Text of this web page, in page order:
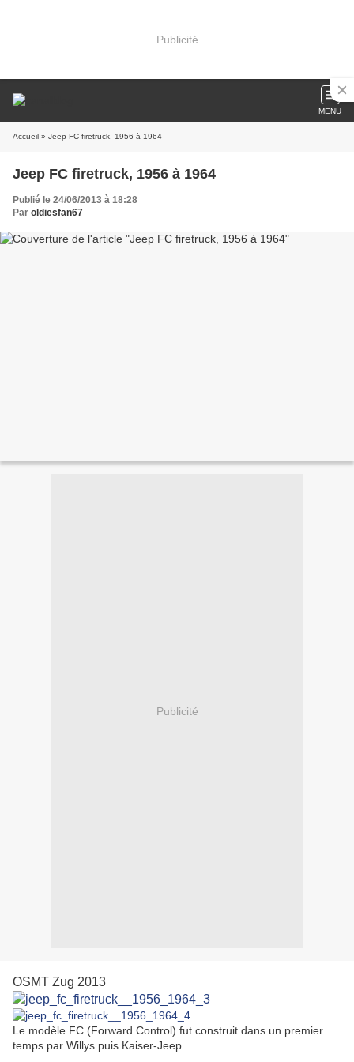
Publicité
MENU
Accueil » Jeep FC firetruck, 1956 à 1964
Jeep FC firetruck, 1956 à 1964
Publié le 24/06/2013 à 18:28
Par oldiesfan67
Publicité
OSMT Zug 2013
Le modèle FC (Forward Control) fut construit dans un premier
temps par Willys puis Kaiser-Jeep